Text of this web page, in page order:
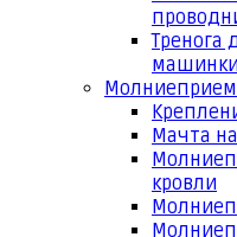
машинки
Мачта
кровли